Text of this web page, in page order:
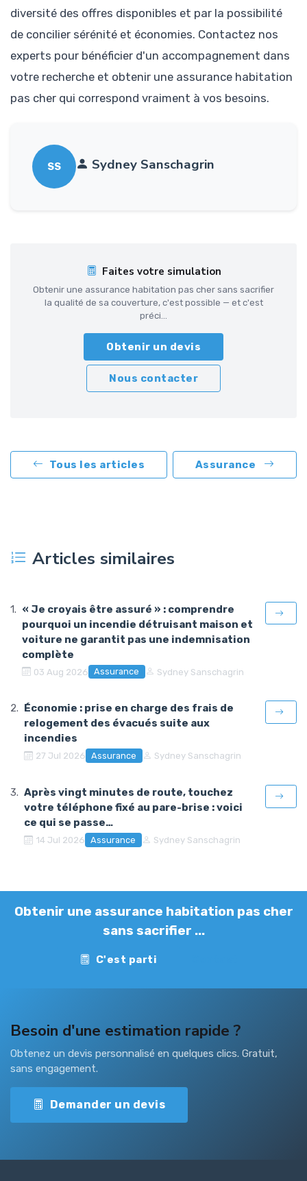
diversité des offres disponibles et par la possibilité
de concilier sérénité et économies. Contactez nos
experts pour bénéficier d'un accompagnement dans
votre recherche et obtenir une assurance habitation
pas cher qui correspond vraiment à vos besoins.
SS Sydney Sanschagrin
Faites votre simulation
Obtenir une assurance habitation pas cher sans sacrifier
la qualité de sa couverture, c'est possible — et c'est
préci...
Obtenir un devis
Nous contacter
Tous les articles Assurance
Articles similaires
« Je croyais être assuré » : comprendre
pourquoi un incendie détruisant maison et
voiture ne garantit pas une indemnisation
complète
03 Aug 2026 Assurance Sydney Sanschagrin
Économie : prise en charge des frais de
relogement des évacués suite aux
incendies
27 Jul 2026 Assurance Sydney Sanschagrin
Après vingt minutes de route, touchez
votre téléphone fixé au pare-brise : voici
ce qui se passe…
14 Jul 2026 Assurance Sydney Sanschagrin
Obtenir une assurance habitation pas cher
sans sacrifier ...
C'est parti
Besoin d'une estimation rapide ?
Obtenez un devis personnalisé en quelques clics. Gratuit,
sans engagement.
Demander un devis